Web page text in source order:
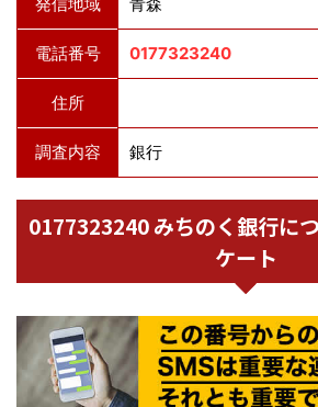
電話番号 0177323240
住所
調査内容 銀行
0177323240 みちのく銀行に
ケート